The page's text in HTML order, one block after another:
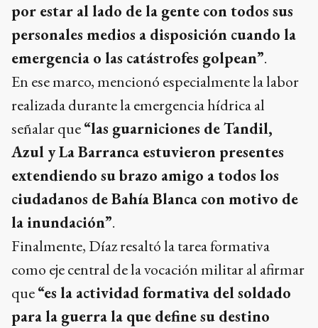
por estar al lado de la gente con todos sus
personales medios a disposición cuando la
emergencia o las catástrofes golpean”.
En ese marco, mencionó especialmente la labor
realizada durante la emergencia hídrica al
señalar que“las guarniciones de Tandil,
Azul y La Barranca estuvieron presentes
extendiendo su brazo amigo a todos los
ciudadanos de Bahía Blanca con motivo de
la inundación”.
Finalmente, Díaz resaltó la tarea formativa
como eje central de la vocación militar al afirmar
que“es la actividad formativa del soldado
para la guerra la que define su destino